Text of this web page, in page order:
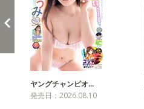
ヤングチャンピオ…
発売日：2026.08.10